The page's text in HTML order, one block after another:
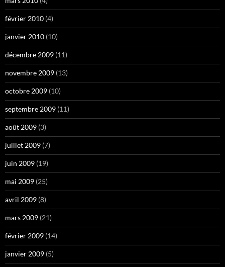
février 2010 (4)
janvier 2010 (10)
décembre 2009 (11)
novembre 2009 (13)
octobre 2009 (10)
septembre 2009 (11)
août 2009 (3)
juillet 2009 (7)
juin 2009 (19)
mai 2009 (25)
avril 2009 (8)
mars 2009 (21)
février 2009 (14)
janvier 2009 (5)